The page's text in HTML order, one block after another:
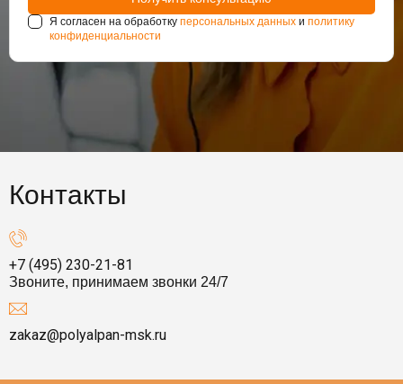
Я согласен на обработку персональных данных и политику
конфиденциальности
Контакты
+7 (495) 230-21-81
Звоните, принимаем звонки 24/7
zakaz@polyalpan-msk.ru